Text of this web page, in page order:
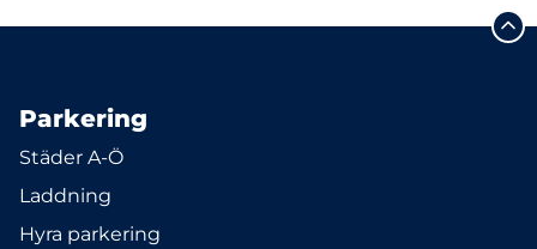
Parkering
Städer A-Ö
Laddning
Hyra parkering